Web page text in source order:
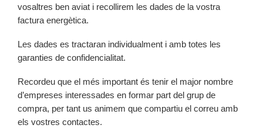
vosaltres ben aviat i recollirem les dades de la vostra
factura energètica.
Les dades es tractaran individualment i amb totes les
garanties de confidencialitat.
Recordeu que el més important és tenir el major nombre
d’empreses interessades en formar part del grup de
compra, per tant us animem que compartiu el correu amb
els vostres contactes.